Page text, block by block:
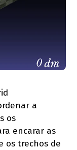
a
os
encarar as
os trechos de